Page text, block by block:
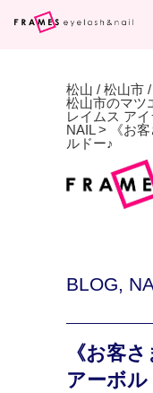
松山 / 松山市
松山市のマツ
レイムス ア
NAIL>
《お
ルドー♪
BLOG,
《お客
アーボル